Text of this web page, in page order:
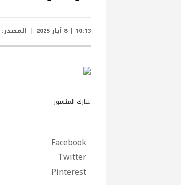
10:13 | 8 أيار 2025 المصدر:
شارك المنشور
Facebook
Twitter
Pinterest